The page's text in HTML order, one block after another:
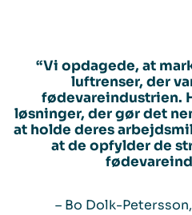
“Vi opdagede, at
luftrenser, der
fødevareindustrien.
løsninger, der gør det
at holde deres
at de opfylder de
– Bo Dolk-